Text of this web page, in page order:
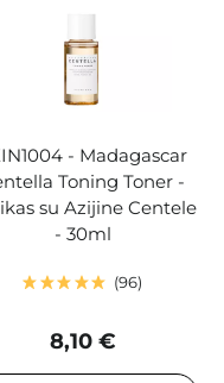
- Madagascar
Toning Toner -
su Azijine Centele
- 30ml
96
8,10 €